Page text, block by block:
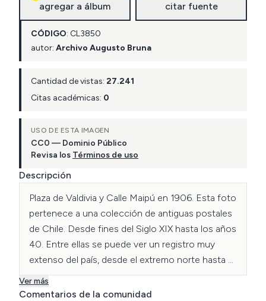
agregar a álbum citar fuente
CÓDIGO: CL3850
autor: Archivo Augusto Bruna
Cantidad de vistas: 27.241
Citas académicas: 0
USO DE ESTA IMAGEN
CC0 — Dominio Público
Revisa los Términos de uso
Descripción
Plaza de Valdivia y Calle Maipú en 1906. Esta foto
pertenece a una colección de antiguas postales
de Chile. Desde fines del Siglo XIX hasta los años
40. Entre ellas se puede ver un registro muy
extenso del país, desde el extremo norte hasta
escondidos sitios del límite austral, pasando por
poblados, ciudades y paisajes naturales.
Ver más
Comentarios de la comunidad